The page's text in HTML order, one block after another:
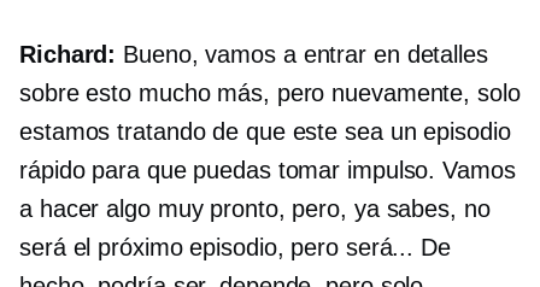
Richard: Bueno, vamos a entrar en detalles
sobre esto mucho más, pero nuevamente, solo
estamos tratando de que este sea un episodio
rápido para que puedas tomar impulso. Vamos
a hacer algo muy pronto, pero, ya sabes, no
será el próximo episodio, pero será... De